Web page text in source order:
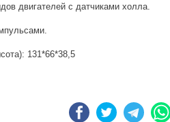
двигателей с датчиками холла.
131*66*38,5